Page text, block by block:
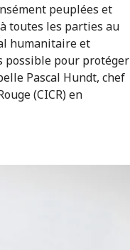
peuplées et
toutes les parties au
humanitaire et
possible pour protéger
Pascal Hundt, chef
(CICR) en